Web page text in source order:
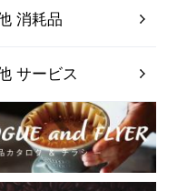
消耗品
サービス